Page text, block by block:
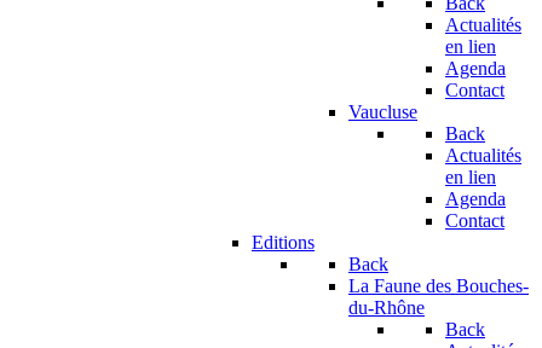
Actualités
en lien
Agenda
Contact
Vaucluse
Back
Actualités
en lien
Agenda
Contact
Editions
Back
La Faune des Bouches-
du-Rhône
Back